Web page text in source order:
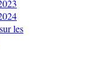
les